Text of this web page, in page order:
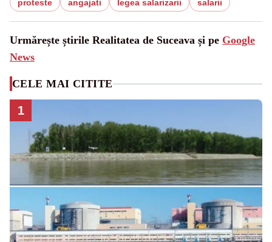
proteste angajati legea salarizarii salarii
Urmărește știrile Realitatea de Suceava și pe Google
News
CELE MAI CITITE
1